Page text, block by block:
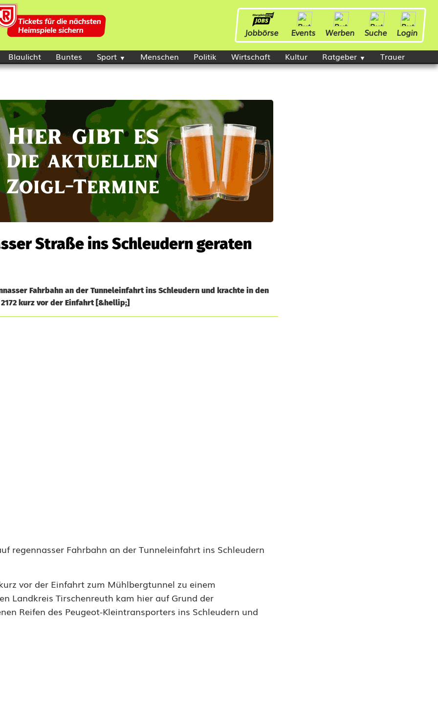
Jobbörse Events Werben Suche Login
Blaulicht Buntes Sport Menschen Politik Wirtschaft Kultur Ratgeber Trauer
Straße ins Schleudern geraten
Fahrbahn an der Tunneleinfahrt ins Schleudern und krachte in den
kurz vor der Einfahrt [&hellip;]
regennasser Fahrbahn an der Tunneleinfahrt ins Schleudern
vor der Einfahrt zum Mühlbergtunnel zu einem
Landkreis Tirschenreuth kam hier auf Grund der
Reifen des Peugeot-Kleintransporters ins Schleudern und